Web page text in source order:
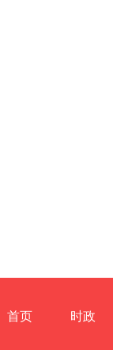
首页 时政